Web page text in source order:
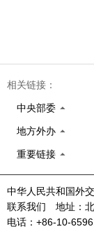
相关链接：
中央部委
地方外办
重要链接
中华人民共和国外
联系我们 地址：
电话：+86-10-